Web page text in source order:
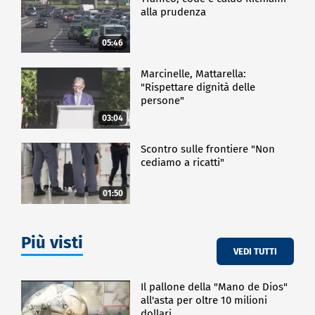
05:46
alla prudenza
03:04
Marcinelle, Mattarella:
"Rispettare dignità delle
persone"
01:50
Scontro sulle frontiere "Non
cediamo a ricatti"
Più visti VEDI TUTTI
Il pallone della "Mano de Dios"
all'asta per oltre 10 milioni